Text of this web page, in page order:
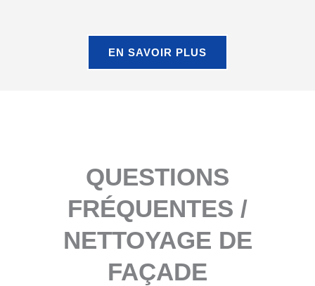
EN SAVOIR PLUS
QUESTIONS
FRÉQUENTES /
NETTOYAGE DE
FAÇADE